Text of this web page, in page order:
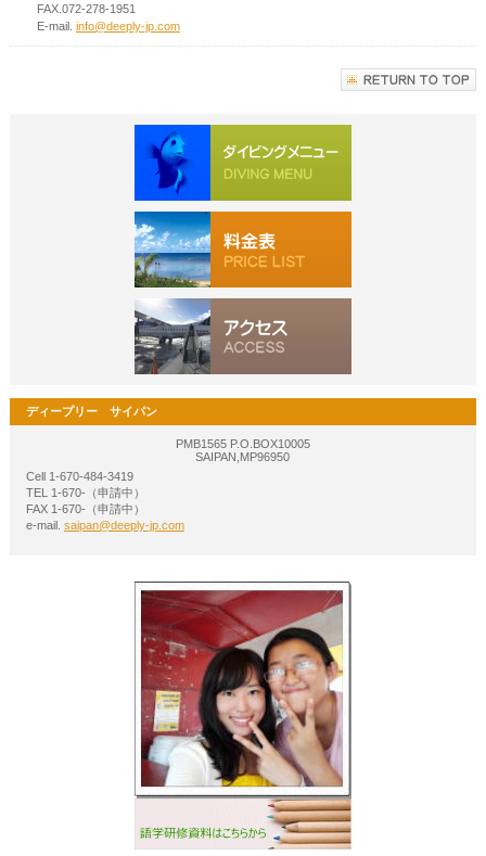
FAX.072-278-1951
E-mail. info@deeply-jp.com
ディープリー サイパン
PMB1565 P.O.BOX10005
SAIPAN,MP96950
Cell 1-670-484-3419
TEL 1-670-（申請中）
FAX 1-670-（申請中）
e-mail. saipan@deeply-jp.com